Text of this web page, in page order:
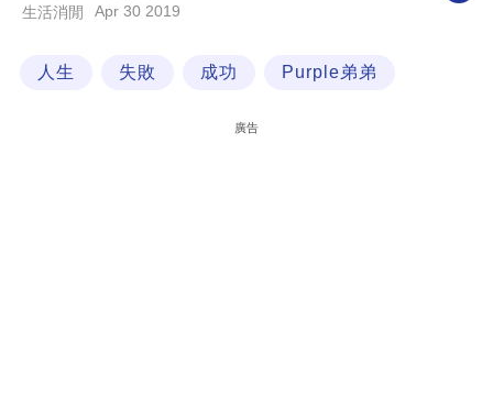
科
生活消閒 Apr 30 2019
人生 失敗 成功 Purple弟弟
廣告